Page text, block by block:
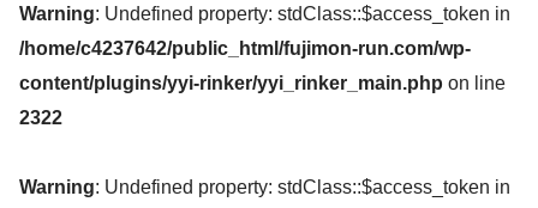
Warning: Undefined property: stdClass::$access_token in
/home/c4237642/public_html/fujimon-run.com/wp-
content/plugins/yyi-rinker/yyi_rinker_main.php on line
2322
Warning: Undefined property: stdClass::$access_token in